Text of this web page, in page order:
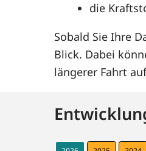
die
Sobald Sie Ihre
Blick. Dabei
längerer Fahrt